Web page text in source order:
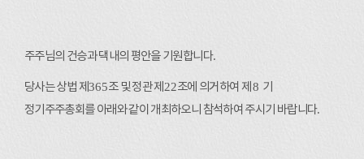
주주님의 건승과 댁내의 평안을 기원합니다.
당사는 상법 제 365조 및 정관 제 22조에 의거하여 제8 기
정기주주총회를 아래와 같이 개최하오니 참석하여 주시기 바랍니다.